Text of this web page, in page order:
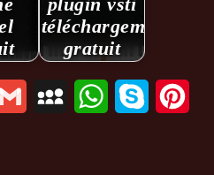
téléchargement
gratuit
Gmail MySpaceWhatsAppSkype